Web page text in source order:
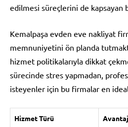
edilmesi süreçlerini de kapsayan
Kemalpaşa evden eve nakliyat
memnuniyetini ön planda
hizmet politikalarıyla dikkat
sürecinde stres yapmadan,
isteyenler için bu firmalar en
Hizmet Türü